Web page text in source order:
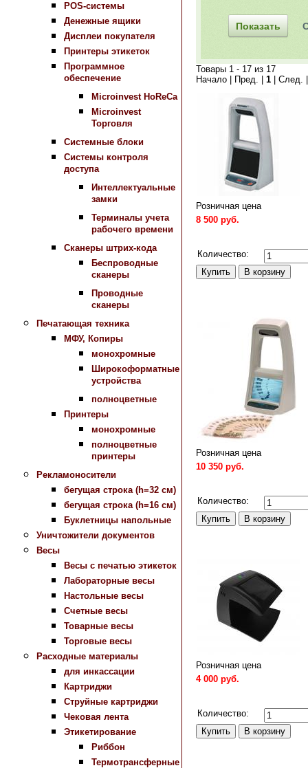
POS-системы
Денежные ящики
Дисплеи покупателя
Принтеры этикеток
Программное
обеспечение
Microinvest HoReCa
Microinvest
Торговля
Системные блоки
Системы контроля
доступа
Интеллектуальные
замки
Терминалы учета
рабочего времени
Сканеры штрих-кода
Беспроводные
сканеры
Проводные
сканеры
Печатающая техника
МФУ, Копиры
монохромные
Широкоформатные
устройства
полноцветные
Принтеры
монохромные
полноцветные
принтеры
Рекламоносители
бегущая строка (h=32 см)
бегущая строка (h=16 см)
Буклетницы напольные
Уничтожители документов
Весы
Весы с печатью этикеток
Лабораторные весы
Настольные весы
Счетные весы
Товарные весы
Торговые весы
Расходные материалы
для инкассации
Картриджи
Струйные картриджи
Чековая лента
Этикетирование
Риббон
Термотрансферные
Товары 1 - 17 из 17
Начало | Пред. | 1 | След.
Розничная цена
8 500 руб.
Количество:
Розничная цена
10 350 руб.
Количество:
Розничная цена
4 000 руб.
Количество: